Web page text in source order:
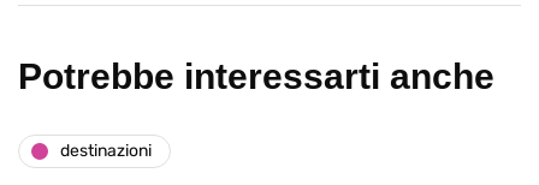
Potrebbe interessarti anche
destinazioni